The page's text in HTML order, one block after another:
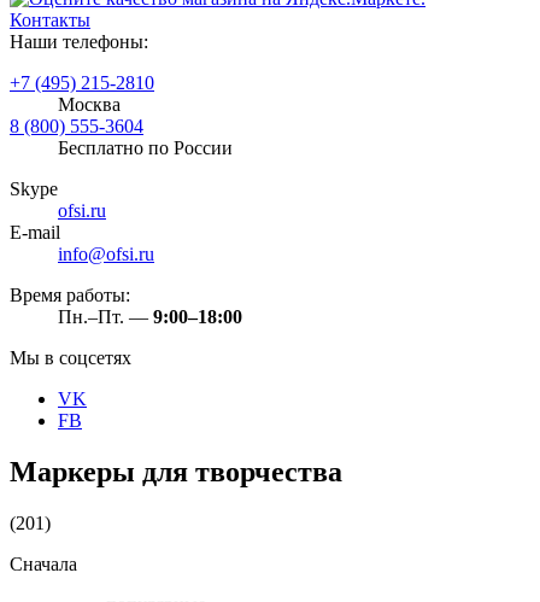
Контакты
Наши телефоны:
+7 (495) 215-2810
Москва
8 (800) 555-3604
Бесплатно по России
Skype
ofsi.ru
E-mail
info@ofsi.ru
Время работы:
Пн.–Пт. — 9:00–18:00
Мы в соцсетях
VK
FB
Маркеры для творчества
(201)
Сначала